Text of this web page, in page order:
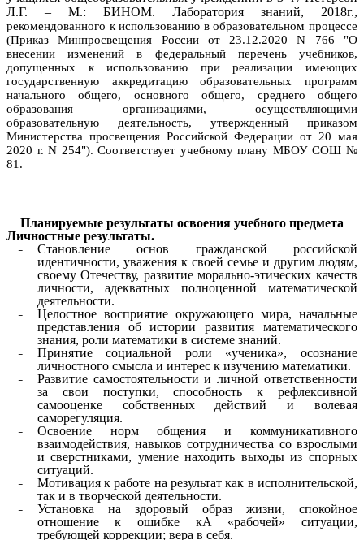
Л.Г. – М.: БИНОМ. Лаборатория знаний, 2018г.,
рекомендованного к использованию в образовательном процессе
(Приказ Минпросвещения России от 23.12.2020 N 766 "О
внесении изменений в федеральный перечень учебников,
допущенных к использованию при реализации имеющих
государственную аккредитацию образовательных программ
начального общего, основного общего, среднего общего
образования организациями, осуществляющими
образовательную деятельность, утвержденный приказом
Министерства просвещения Российской Федерации от 20 мая
2020 г. N 254"). Соответствует учебному плану МБОУ СОШ №
81.
Планируемые результаты освоения учебного предмета
Личностные результаты.
Становление основ гражданской российской
идентичности, уважения к своей семье и другим людям,
своему Отечеству, развитие морально-этических качеств
личности, адекватных полноценной математической
деятельности.
Целостное восприятие окружающего мира, начальные
представления об истории развития математического
знания, роли математики в системе знаний.
Принятие социальной роли «ученика», осознание
личностного смысла и интерес к изучению математики.
Развитие самостоятельности и личной ответственности
за свои поступки, способность к рефлексивной
самооценке собственных действий и волевая
саморегуляция.
Освоение норм общения и коммуникативного
взаимодействия, навыков сотрудничества со взрослыми
и сверстниками, умение находить выходы из спорных
ситуаций.
Мотивация к работе на результат как в исполнительской,
так и в творческой деятельности.
Установка на здоровый образ жизни, спокойное
отношение к ошибке кА «рабочей» ситуации,
требующей коррекции; вера в себя.